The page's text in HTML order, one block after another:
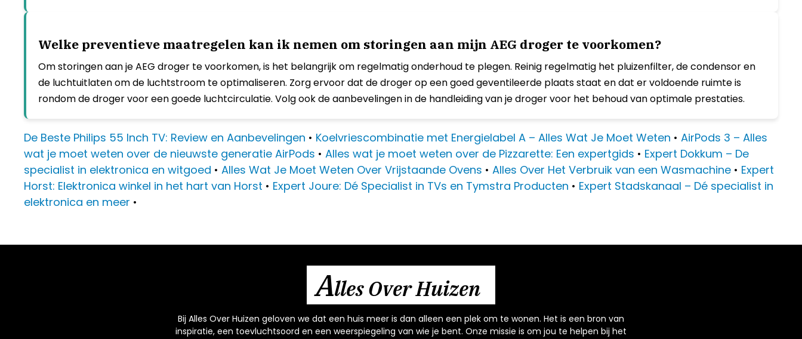
Welke preventieve maatregelen kan ik nemen om storingen aan mijn AEG droger te voorkomen?
Om storingen aan je AEG droger te voorkomen, is het belangrijk om regelmatig onderhoud te plegen. Reinig regelmatig het pluizenfilter, de condensor en
de luchtuitlaten om de luchtstroom te optimaliseren. Zorg ervoor dat de droger op een goed geventileerde plaats staat en dat er voldoende ruimte is
rondom de droger voor een goede luchtcirculatie. Volg ook de aanbevelingen in de handleiding van je droger voor het behoud van optimale prestaties.
De Beste Philips 55 Inch TV: Review en Aanbevelingen • Koelvriescombinatie met Energielabel A – Alles Wat Je Moet Weten • AirPods 3 – Alles
wat je moet weten over de nieuwste generatie AirPods • Alles wat je moet weten over de Pizzarette: Een expertgids • Expert Dokkum – De
specialist in elektronica en witgoed • Alles Wat Je Moet Weten Over Vrijstaande Ovens • Alles Over Het Verbruik van een Wasmachine • Expert
Horst: Elektronica winkel in het hart van Horst • Expert Joure: Dé Specialist in TVs en Tymstra Producten • Expert Stadskanaal – Dé specialist in
elektronica en meer •
Alles Over Huizen
Bij Alles Over Huizen geloven we dat een huis meer is dan alleen een plek om te wonen. Het is een bron van
inspiratie, een toevluchtsoord en een weerspiegeling van wie je bent. Onze missie is om jou te helpen bij het